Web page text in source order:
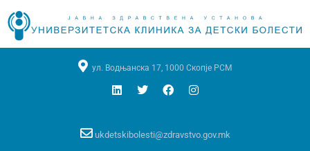
ул. Водњанска 17, 1000 Скопје РСМ
ukdetskibolesti@zdravstvo.gov.mk